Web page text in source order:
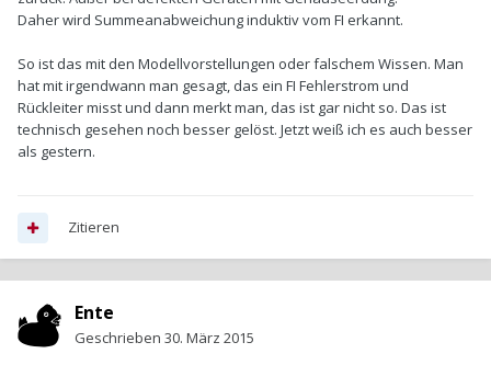
Daher wird Summeanabweichung induktiv vom FI erkannt.
So ist das mit den Modellvorstellungen oder falschem Wissen. Man
hat mit irgendwann man gesagt, das ein FI Fehlerstrom und
Rückleiter misst und dann merkt man, das ist gar nicht so. Das ist
technisch gesehen noch besser gelöst. Jetzt weiß ich es auch besser
als gestern.
Zitieren
Ente
Geschrieben 30. März 2015